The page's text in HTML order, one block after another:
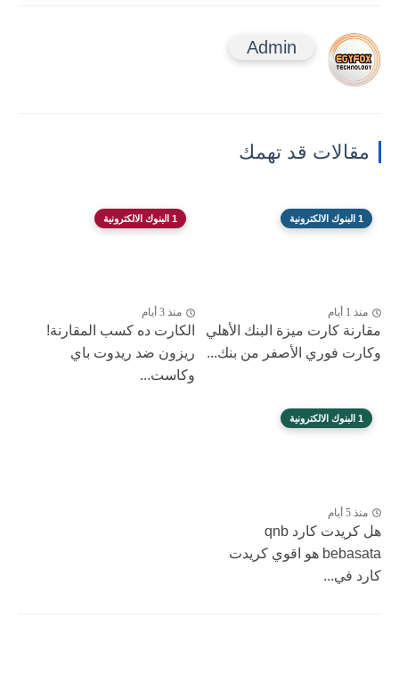
Admin
مقالات قد تهمك
1 البنوك الالكترونية
منذ 1 أيام
مقارنة كارت ميزة البنك الأهلي
وكارت فوري الأصفر من بنك...
1 البنوك الالكترونية
منذ 3 أيام
الكارت ده كسب المقارنة!
ريزون ضد ريدوت باي
وكاست...
1 البنوك الالكترونية
منذ 5 أيام
هل كريدت كارد qnb
bebasata هو اقوي كريدت
كارد في...